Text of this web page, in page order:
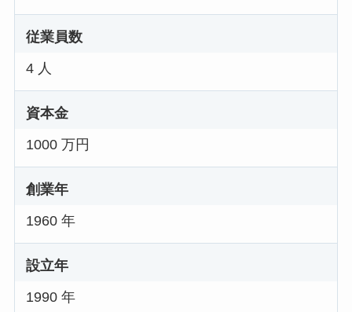
従業員数
4 人
資本金
1000 万円
創業年
1960 年
設立年
1990 年